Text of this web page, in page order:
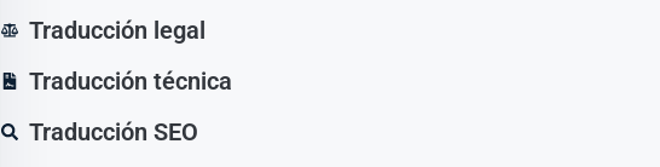
Traducción legal
Traducción técnica
Traducción SEO